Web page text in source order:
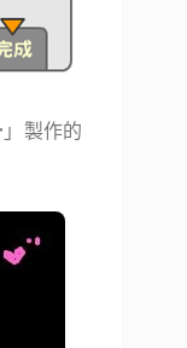
」製作的